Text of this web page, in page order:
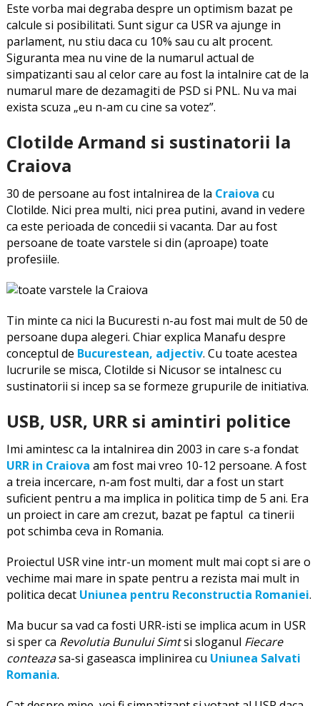
Este vorba mai degraba despre un optimism bazat pe
calcule si posibilitati. Sunt sigur ca USR va ajunge in
parlament, nu stiu daca cu 10% sau cu alt procent.
Siguranta mea nu vine de la numarul actual de
simpatizanti sau al celor care au fost la intalnire cat de la
numarul mare de dezamagiti de PSD si PNL. Nu va mai
exista scuza „eu n-am cu cine sa votez”.
Clotilde Armand si sustinatorii la
Craiova
30 de persoane au fost intalnirea de la Craiova cu
Clotilde. Nici prea multi, nici prea putini, avand in vedere
ca este perioada de concedii si vacanta. Dar au fost
persoane de toate varstele si din (aproape) toate
profesiile.
Tin minte ca nici la Bucuresti n-au fost mai mult de 50 de
persoane dupa alegeri. Chiar explica Manafu despre
conceptul de Bucurestean, adjectiv. Cu toate acestea
lucrurile se misca, Clotilde si Nicusor se intalnesc cu
sustinatorii si incep sa se formeze grupurile de initiativa.
USB, USR, URR si amintiri politice
Imi amintesc ca la intalnirea din 2003 in care s-a fondat
URR in Craiova am fost mai vreo 10-12 persoane. A fost
a treia incercare, n-am fost multi, dar a fost un start
suficient pentru a ma implica in politica timp de 5 ani. Era
un proiect in care am crezut, bazat pe faptul ca tinerii
pot schimba ceva in Romania.
Proiectul USR vine intr-un moment mult mai copt si are o
vechime mai mare in spate pentru a rezista mai mult in
politica decat Uniunea pentru Reconstructia Romaniei.
Ma bucur sa vad ca fosti URR-isti se implica acum in USR
si sper ca Revolutia Bunului Simtsi sloganul Fiecare
conteazasa-si gaseasca implinirea cu Uniunea Salvati
Romania.